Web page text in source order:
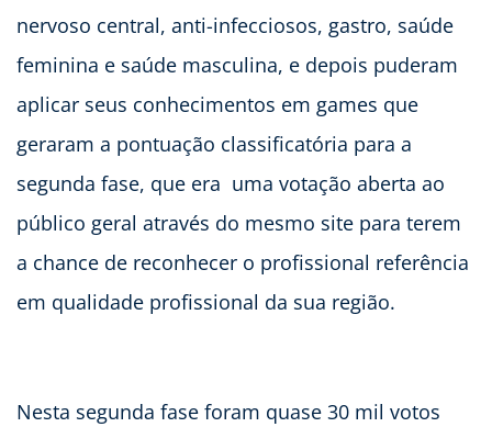
nervoso central, anti-infecciosos, gastro, saúde
feminina e saúde masculina, e depois puderam
aplicar seus conhecimentos em games que
geraram a pontuação classificatória para a
segunda fase, que era uma votação aberta ao
público geral através do mesmo site para terem
a chance de reconhecer o profissional referência
em qualidade profissional da sua região.
Nesta segunda fase foram quase 30 mil votos